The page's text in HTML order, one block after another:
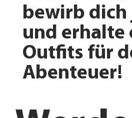
bewirb
und erhalte
Outfits für
Abenteuer!